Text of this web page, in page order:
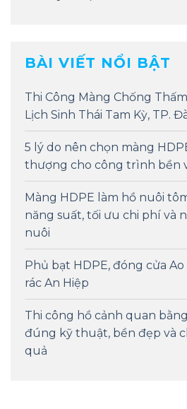
BÀI VIẾT NỔI BẬT
Thi Công Màng Chống
Lịch Sinh Thái Tam Kỳ, TP.
5 lý do nên chọn màng
thượng cho công trình bền
Màng HDPE làm hồ nuôi
năng suất, tối ưu chi phí và
nuôi
Phủ bạt HDPE, đóng cửa Ao
rác An Hiệp
Thi công hồ cảnh quan
đúng kỹ thuật, bền đẹp và
quả